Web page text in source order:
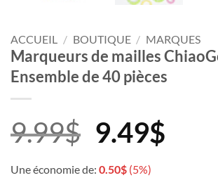
ACCUEIL / BOUTIQUE / MARQUES
Marqueurs de mailles
Ensemble de 40 pièces
9.99$ Le
prix
9.49$
Une économie de: 0.50$ (5%)